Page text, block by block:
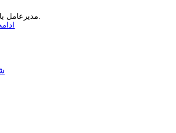
مدیرعامل باشگاه شهرداری همدان می‌گوید: هدف این تیم صعود به لیگ برتر است.